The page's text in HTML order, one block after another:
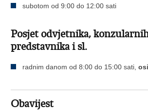
subotom od 9:00 do 12:00 sati
Posjet odvjetnika,
predstavnika i sl.
radnim danom od 8:00 do 15:00 sati,
Obavijest